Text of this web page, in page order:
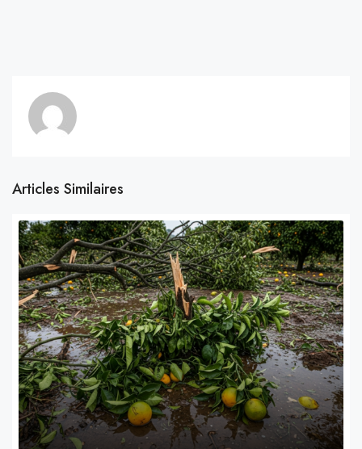
Articles Similaires